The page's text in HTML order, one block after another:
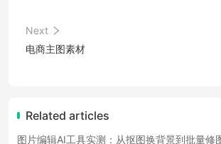
Next
电商主图素材
Related articles
图片编辑AI工具实测：从抠图换背景到批量修